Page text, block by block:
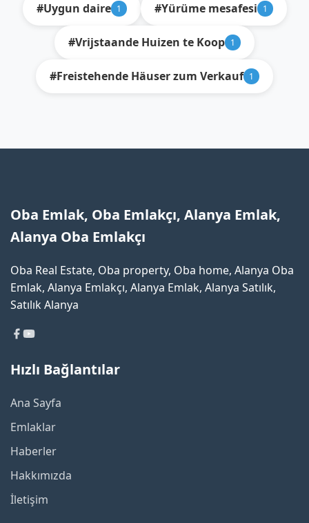
#Uygun daire 1 #Yürüme mesafesi 1
#Vrijstaande Huizen te Koop 1
#Freistehende Häuser zum Verkauf 1
Oba Emlak, Oba Emlakçı, Alanya Emlak,
Alanya Oba Emlakçı
Oba Real Estate, Oba property, Oba home, Alanya Oba
Emlak, Alanya Emlakçı, Alanya Emlak, Alanya Satılık,
Satılık Alanya
Hızlı Bağlantılar
Ana Sayfa
Emlaklar
Haberler
Hakkımızda
İletişim